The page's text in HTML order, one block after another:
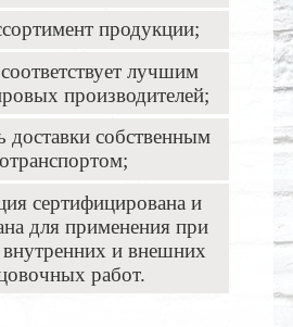
продукции;
лучшим
производителей;
доставки собственным
сертифицирована и
для применения при
и внешних
работ.